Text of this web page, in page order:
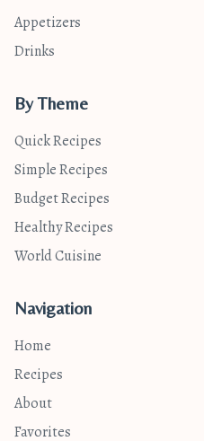
Appetizers
Drinks
By Theme
Quick Recipes
Simple Recipes
Budget Recipes
Healthy Recipes
World Cuisine
Navigation
Home
Recipes
About
Favorites